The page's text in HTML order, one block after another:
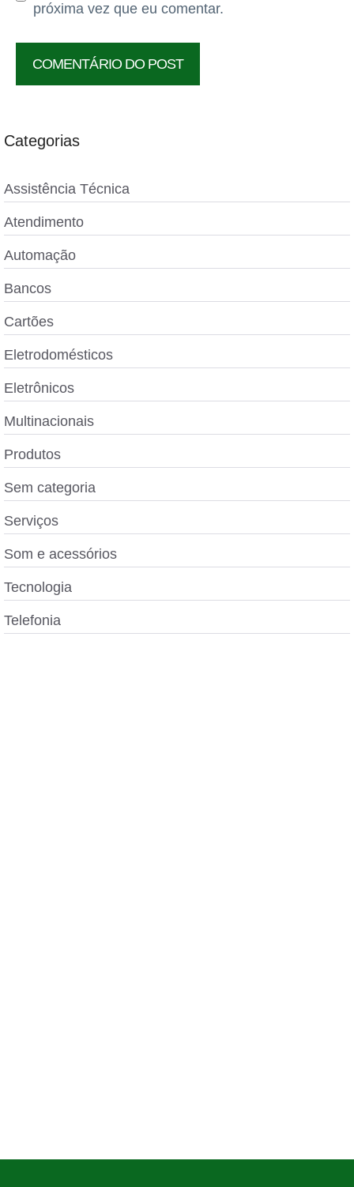
próxima vez que eu comentar.
Categorias
Assistência Técnica
Atendimento
Automação
Bancos
Cartões
Eletrodomésticos
Eletrônicos
Multinacionais
Produtos
Sem categoria
Serviços
Som e acessórios
Tecnologia
Telefonia